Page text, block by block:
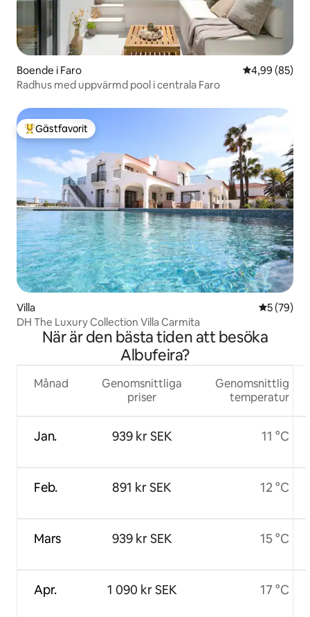
Boende i Faro 4,99 av 5 i
4,99 (85)
Radhus med uppvärmd pool i centrala Faro
Populär gästfavorit
Gästfavorit
Villa 5 av 5 i
5 (79)
DH The Luxury Collection Villa Carmita
När är den bästa tiden att besöka
Albufeira?
Månad
Jan.
Feb.
Mars
Apr.
Genomsnittliga
priser
939 kr SEK
891 kr SEK
939 kr SEK
1 090 kr SEK
Genomsnittlig
temperatur
11 °C
12 °C
15 °C
17 °C